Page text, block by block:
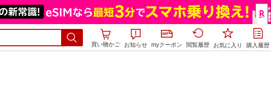
買い物かご お知らせ myクーポン 閲覧履歴 お気に入り 購入履歴